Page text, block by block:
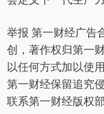
举报 第一财经广告
创，著作权归第一
以任何方式加以使
第一财经保留追究
联系第一财经版权